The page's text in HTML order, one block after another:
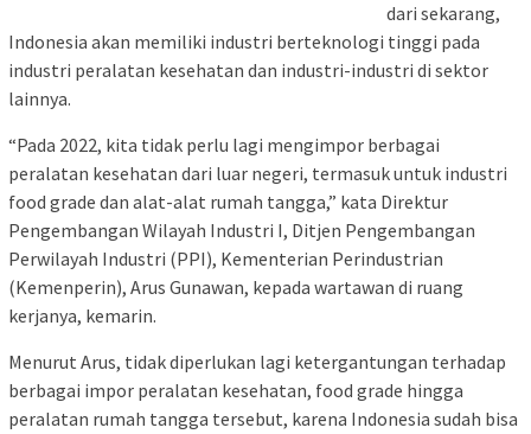
dari sekarang,
Indonesia akan memiliki industri berteknologi tinggi pada
industri peralatan kesehatan dan industri-industri di sektor
lainnya.
“Pada 2022, kita tidak perlu lagi mengimpor berbagai
peralatan kesehatan dari luar negeri, termasuk untuk industri
food grade dan alat-alat rumah tangga,” kata Direktur
Pengembangan Wilayah Industri I, Ditjen Pengembangan
Perwilayah Industri (PPI), Kementerian Perindustrian
(Kemenperin), Arus Gunawan, kepada wartawan di ruang
kerjanya, kemarin.
Menurut Arus, tidak diperlukan lagi ketergantungan terhadap
berbagai impor peralatan kesehatan, food grade hingga
peralatan rumah tangga tersebut, karena Indonesia sudah bisa